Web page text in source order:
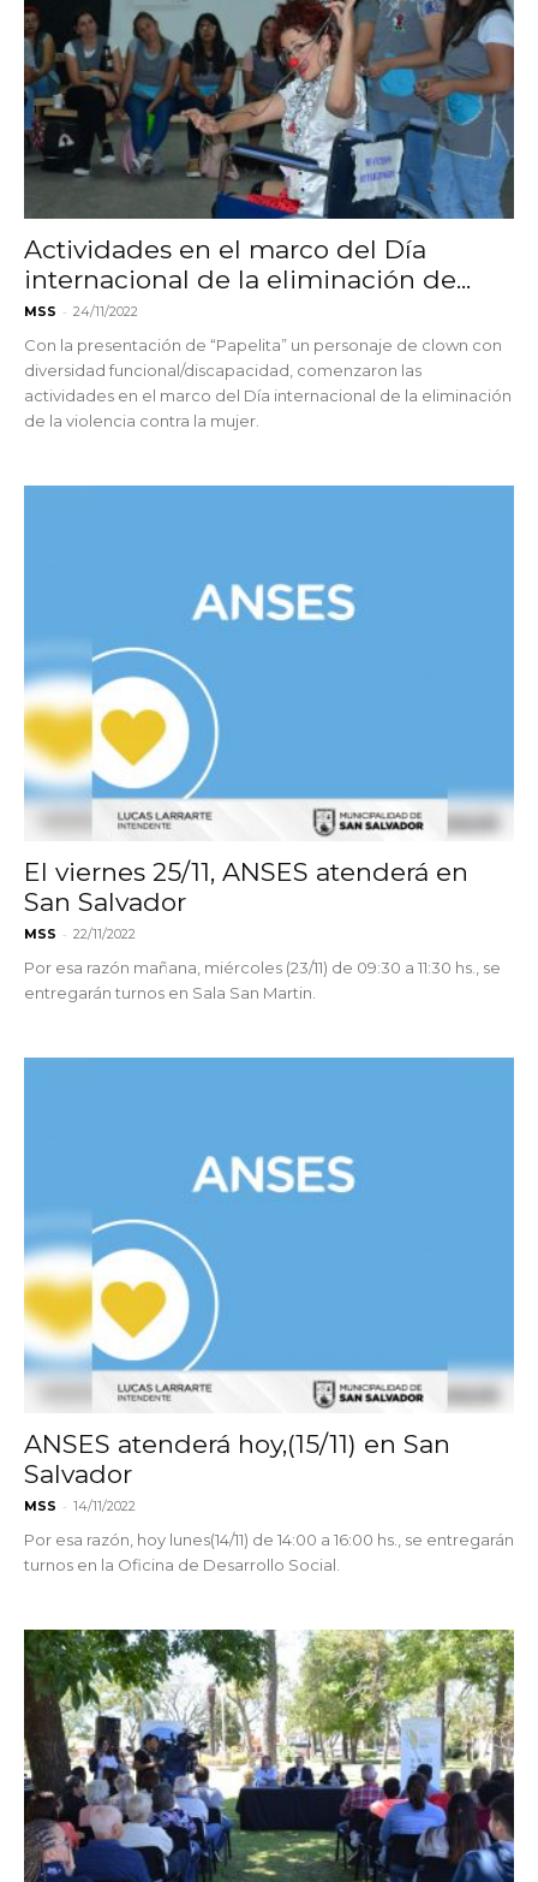
Actividades en el marco del Día
internacional de la eliminación de...
MSS - 24/11/2022
Con la presentación de “Papelita” un personaje de clown con
diversidad funcional/discapacidad, comenzaron las
actividades en el marco del Día internacional de la eliminación
de la violencia contra la mujer.
El viernes 25/11, ANSES atenderá en
San Salvador
MSS - 22/11/2022
Por esa razón mañana, miércoles (23/11) de 09:30 a 11:30 hs., se
entregarán turnos en Sala San Martin.
ANSES atenderá hoy,(15/11) en San
Salvador
MSS - 14/11/2022
Por esa razón, hoy lunes(14/11) de 14:00 a 16:00 hs., se entregarán
turnos en la Oficina de Desarrollo Social.